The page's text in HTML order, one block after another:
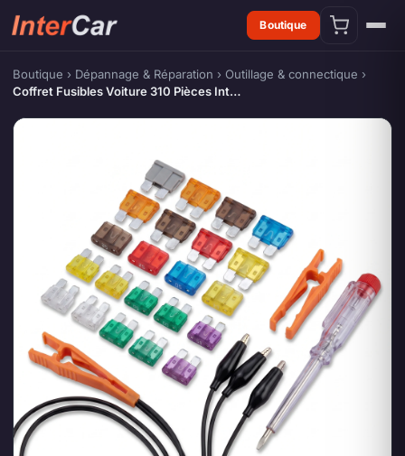
Boutique
Boutique › Dépannage & Réparation › Outillage & connectique ›
Coffret Fusibles Voiture 310 Pièces Int…